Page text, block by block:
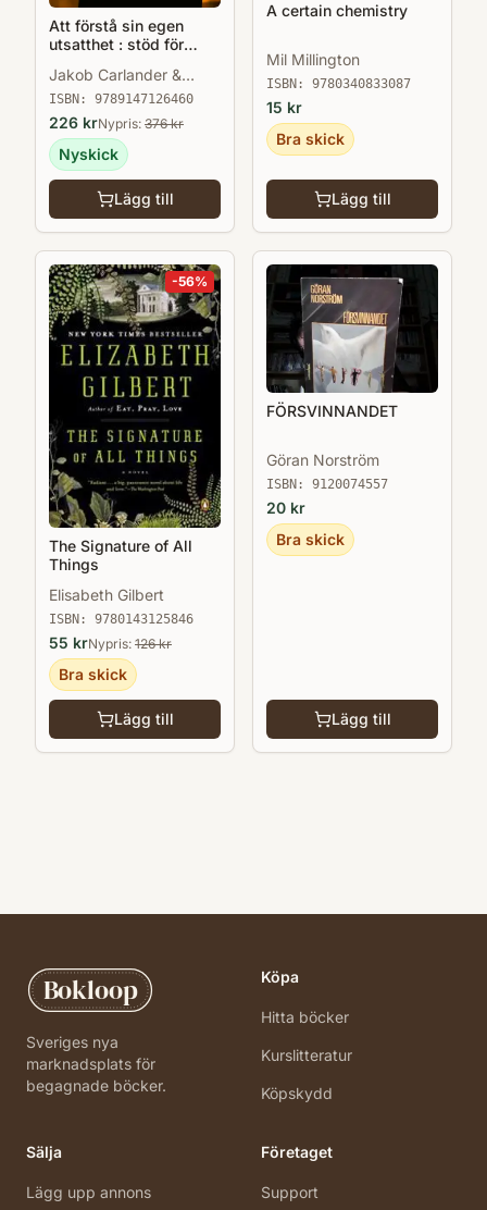
Att förstå sin egen
utsatthet : stöd för
människovårdande
yrken
Jakob Carlander &
Andreas Wedeen
ISBN: 9789147126460
226 krNypris: 376kr
Nyskick
Lägg till
A certain chemistry
Mil Millington
ISBN: 9780340833087
15 kr
Bra skick
Lägg till
-56%
The Signature of All
Things
Elisabeth Gilbert
ISBN: 9780143125846
55 krNypris: 126kr
Bra skick
Lägg till
FÖRSVINNANDET
Göran Norström
ISBN: 9120074557
20 kr
Bra skick
Lägg till
Bokloop
Sveriges nya
marknadsplats för
begagnade böcker.
Köpa
Hitta böcker
Kurslitteratur
Köpskydd
Sälja
Lägg upp annons
Företaget
Support